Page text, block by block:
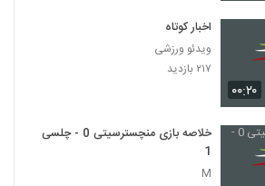
۰۰:۲۰
اخبار کوتاه
ویدئو ورزشی
۲۱۷ بازدید
خلاصه بازی منچسترسیتی 0 - چلسی
1
M